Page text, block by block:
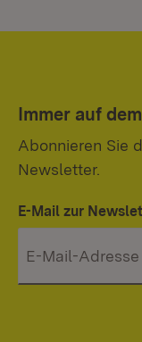
Immer auf
Abonnieren Sie
Newsletter.
E-Mail zur